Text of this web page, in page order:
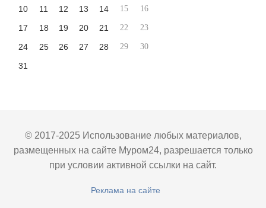
10 11 12 13 14 15 16
17 18 19 20 21 22 23
24 25 26 27 28 29 30
31
© 2017-2025 Использование любых материалов,
размещенных на сайте Муром24, разрешается только
при условии активной ссылки на сайт.
Реклама на сайте